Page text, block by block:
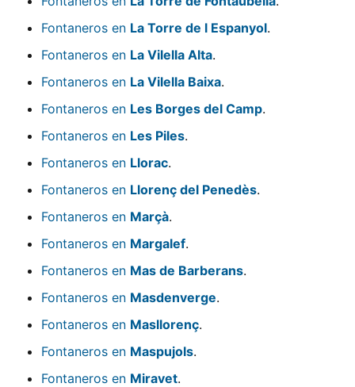
Fontaneros en La Torre de l Espanyol.
Fontaneros en La Vilella Alta.
Fontaneros en La Vilella Baixa.
Fontaneros en Les Borges del Camp.
Fontaneros en Les Piles.
Fontaneros en Llorac.
Fontaneros en Llorenç del Penedès.
Fontaneros en Marçà.
Fontaneros en Margalef.
Fontaneros en Mas de Barberans.
Fontaneros en Masdenverge.
Fontaneros en Masllorenç.
Fontaneros en Maspujols.
Fontaneros en Miravet.